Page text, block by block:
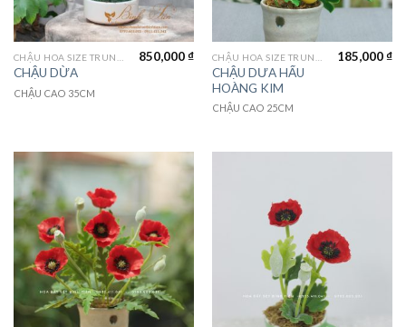
CHẬU DỪA
850,000₫
CHẬU CAO 35CM
CHẬU DƯA HẤU
HOÀNG KIM
185,000₫
CHẬU CAO 25CM